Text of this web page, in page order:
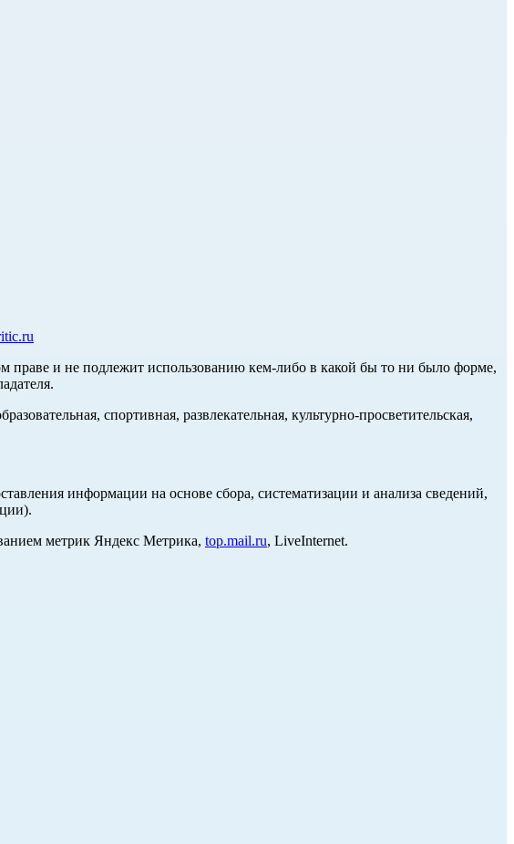
праве и не подлежит использованию кем-либо в какой бы то ни было форме,
спортивная, развлекательная, культурно-просветительская,
информации на основе сбора, систематизации и анализа сведений,
метрик Яндекс Метрика, top.mail.ru, LiveInternet.